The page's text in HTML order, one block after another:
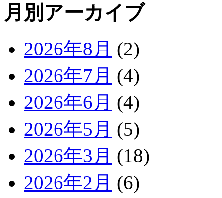
月別アーカイブ
2026年8月 (2)
2026年7月 (4)
2026年6月 (4)
2026年5月 (5)
2026年3月 (18)
2026年2月 (6)